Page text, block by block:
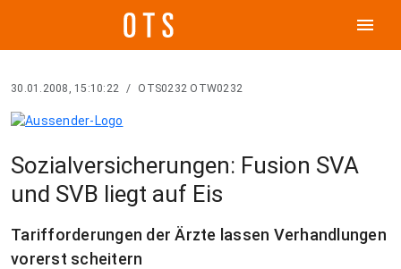
menu
30.01.2008, 15:10:22 / OTS0232 OTW0232
Sozialversicherungen: Fusion SVA
und SVB liegt auf Eis
Tarifforderungen der Ärzte lassen Verhandlungen
vorerst scheitern